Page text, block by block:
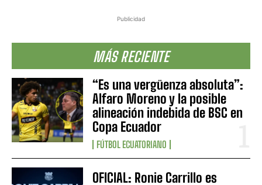
Publicidad
MÁS RECIENTE
“Es una vergüenza absoluta”:
Alfaro Moreno y la posible
alineación indebida de BSC en
Copa Ecuador
FÚTBOL ECUATORIANO
OFICIAL: Ronie Carrillo es